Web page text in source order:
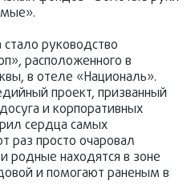
руководство
расположенного в
в отеле «Националь».
проект, призванный
и корпоративных
сердца самых
раз просто очаровал
родные находятся в зоне
и помогают раненым в